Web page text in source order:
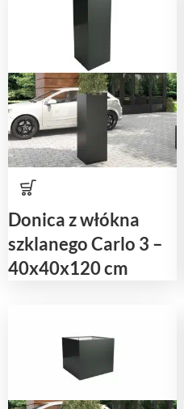
Donica z włókna
szklanego Carlo 3 –
40x40x120 cm